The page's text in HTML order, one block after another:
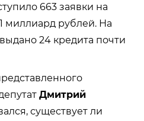
663 заявки на
миллиард рублей. На
24 кредита почти
Дмитрий
существует ли